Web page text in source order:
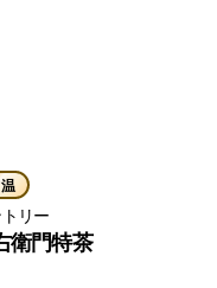
リー
衛門特茶